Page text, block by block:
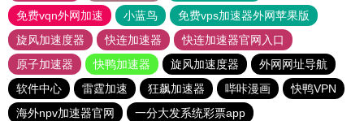
免费vqn外网加速
小蓝鸟
免费vps加速器外网苹果版
旋风加速度器
快连加速器
快连加速器官网入口
原子加速器
快鸭加速器 旋风加速度器
外网网址导航
软件中心
雷霆加速 狂飙加速器 哔咔漫画
快鸭VPN
海外npv加速器官网
一分大发系统彩票app